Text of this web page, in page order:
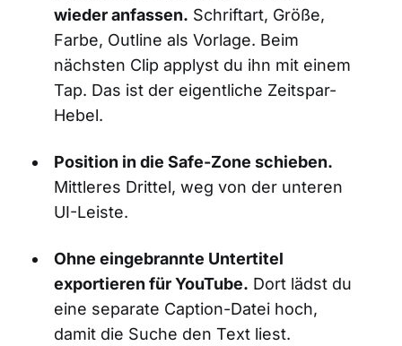
wieder anfassen. Schriftart, Größe,
Farbe, Outline als Vorlage. Beim
nächsten Clip applyst du ihn mit einem
Tap. Das ist der eigentliche Zeitspar-
Hebel.
Position in die Safe-Zone schieben.
Mittleres Drittel, weg von der unteren
UI-Leiste.
Ohne eingebrannte Untertitel
exportieren für YouTube. Dort lädst du
eine separate Caption-Datei hoch,
damit die Suche den Text liest.